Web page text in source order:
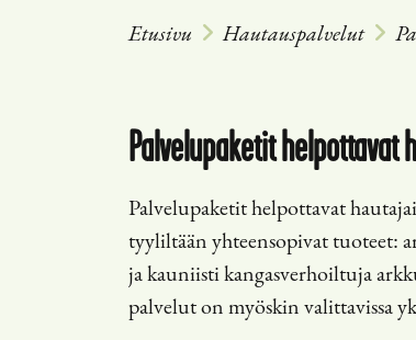
Etusivu Hautauspalvelut
Palvelupaketit helpottavat
Palvelupaketit helpottavat
tyyliltään yhteensopivat tuoteet:
ja kauniisti kangasverhoiltuja
palvelut on myöskin valittavissa